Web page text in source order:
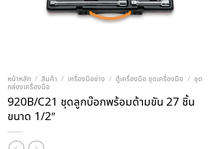
หน้าหลัก / สินค้า / เครื่องมือช่าง / ตู้เครื่องมือ ชุดเครื่องมือ / ชุด
กล่องเครื่องมือ
920B/C21 ชุดลูกบ๊อกพร้อมด้ามขัน 27 ชิ้น
ขนาด 1/2″